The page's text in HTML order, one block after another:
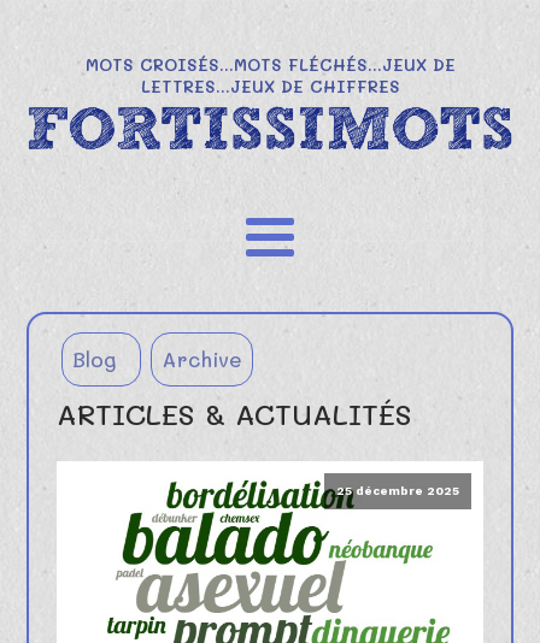
MOTS CROISÉS...MOTS FLÉCHÉS...JEUX DE
LETTRES...JEUX DE CHIFFRES
Blog Archive
ARTICLES & ACTUALITÉS
25 décembre 2025